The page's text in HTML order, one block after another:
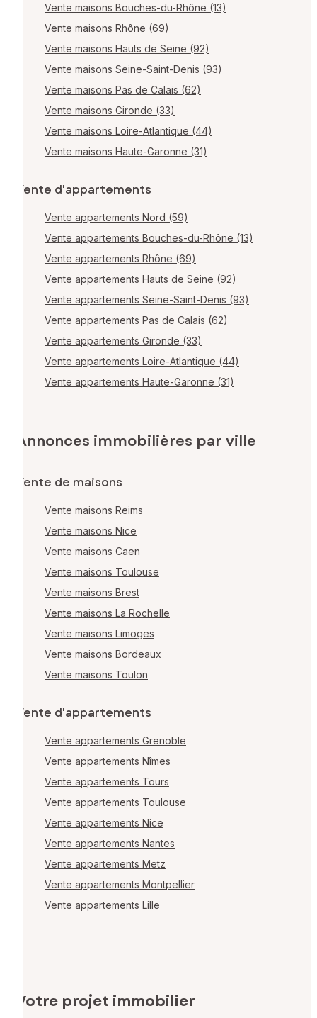
Vente maisons Bouches-du-Rhône (13)
Vente maisons Rhône (69)
Vente maisons Hauts de Seine (92)
Vente maisons Seine-Saint-Denis (93)
Vente maisons Pas de Calais (62)
Vente maisons Gironde (33)
Vente maisons Loire-Atlantique (44)
Vente maisons Haute-Garonne (31)
Vente d'appartements
Vente appartements Nord (59)
Vente appartements Bouches-du-Rhône (13)
Vente appartements Rhône (69)
Vente appartements Hauts de Seine (92)
Vente appartements Seine-Saint-Denis (93)
Vente appartements Pas de Calais (62)
Vente appartements Gironde (33)
Vente appartements Loire-Atlantique (44)
Vente appartements Haute-Garonne (31)
Annonces immobilières par ville
Vente de maisons
Vente maisons Reims
Vente maisons Nice
Vente maisons Caen
Vente maisons Toulouse
Vente maisons Brest
Vente maisons La Rochelle
Vente maisons Limoges
Vente maisons Bordeaux
Vente maisons Toulon
Vente d'appartements
Vente appartements Grenoble
Vente appartements Nîmes
Vente appartements Tours
Vente appartements Toulouse
Vente appartements Nice
Vente appartements Nantes
Vente appartements Metz
Vente appartements Montpellier
Vente appartements Lille
Votre projet immobilier